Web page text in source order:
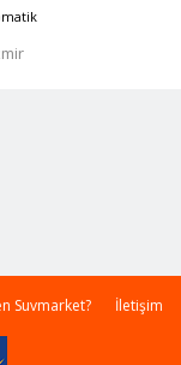
Suvmarket? İletişim